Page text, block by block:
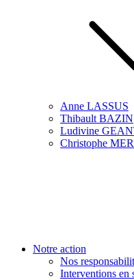
Anne LASSUS
Thibault BAZIN
Ludivine
Christophe
Notre action
Nos
Interventions en